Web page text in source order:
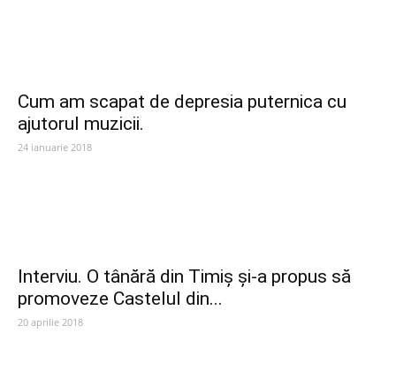
Cum am scapat de depresia puternica cu
ajutorul muzicii.
24 ianuarie 2018
Interviu. O tânără din Timiș și-a propus să
promoveze Castelul din...
20 aprilie 2018